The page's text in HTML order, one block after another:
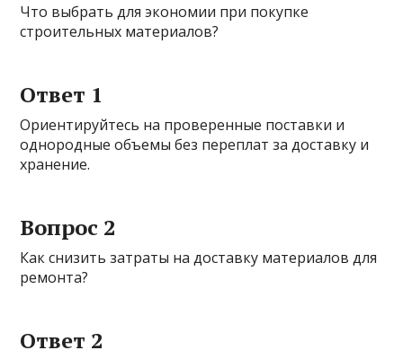
Что выбрать для экономии при покупке
строительных материалов?
Ответ 1
Ориентируйтесь на проверенные поставки и
однородные объемы без переплат за доставку и
хранение.
Вопрос 2
Как снизить затраты на доставку материалов для
ремонта?
Ответ 2